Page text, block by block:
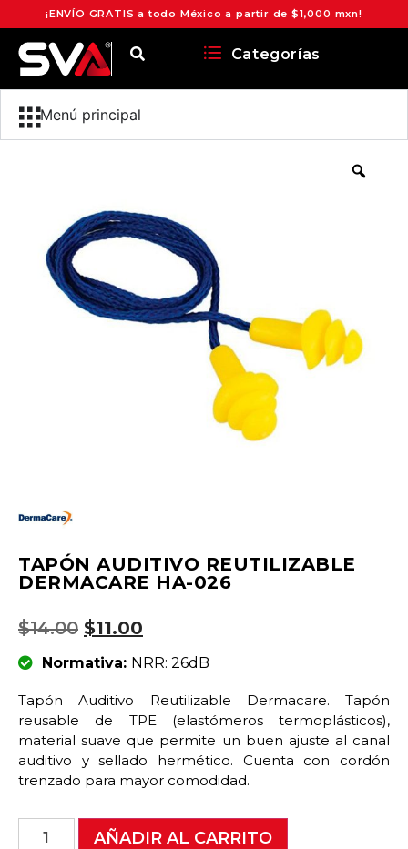
¡ENVÍO GRATIS a todo México a partir de $1,000 mxn!
Categorías
Menú principal
TAPÓN AUDITIVO REUTILIZABLE
DERMACARE HA-026
$14.00 $11.00
Normativa: NRR: 26dB
Tapón Auditivo Reutilizable Dermacare. Tapón
reusable de TPE (elastómeros termoplásticos),
material suave que permite un buen ajuste al canal
auditivo y sellado hermético. Cuenta con cordón
trenzado para mayor comodidad.
AÑADIR AL CARRITO